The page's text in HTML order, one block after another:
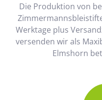
Die Produktion von
Werktage plus
versenden wir als
Elmshorn